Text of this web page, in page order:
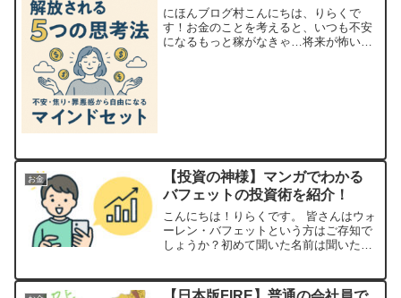
ドセット
にほんブログ村こんにちは、りらくで
す！お金のことを考えると、いつも不安
になるもっと稼がなきゃ…将来が怖いこ
お金
【投資の神様】マンガでわかる
バフェットの投資術を紹介！
こんにちは！りらくです。 皆さんはウォ
ーレン・バフェットという方はご存知で
しょうか？初めて聞いた名前は聞いたこ
人であり、長期間で高い運用実績を残し